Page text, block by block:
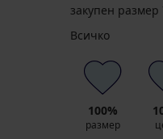
закупен размер
Всичко
100%
размер